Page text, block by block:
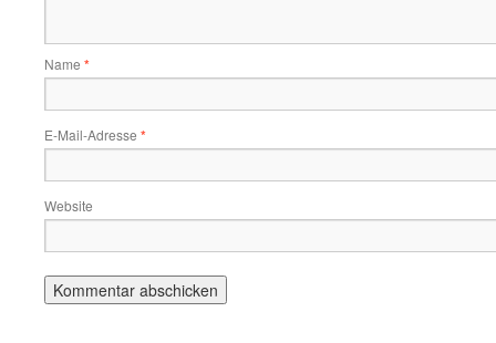
Name *
E-Mail-Adresse *
Website